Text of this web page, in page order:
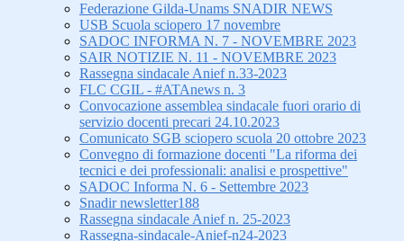
Federazione Gilda-Unams SNADIR NEWS
USB Scuola sciopero 17 novembre
SADOC INFORMA N. 7 - NOVEMBRE 2023
SAIR NOTIZIE N. 11 - NOVEMBRE 2023
Rassegna sindacale Anief n.33-2023
FLC CGIL - #ATAnews n. 3
Convocazione assemblea sindacale fuori orario di
servizio docenti precari 24.10.2023
Comunicato SGB sciopero scuola 20 ottobre 2023
Convegno di formazione docenti "La riforma dei
tecnici e dei professionali: analisi e prospettive"
SADOC Informa N. 6 - Settembre 2023
Snadir newsletter188
Rassegna sindacale Anief n. 25-2023
Rassegna-sindacale-Anief-n24-2023